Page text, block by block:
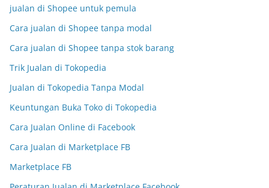
jualan di Shopee untuk pemula
Cara jualan di Shopee tanpa modal
Cara jualan di Shopee tanpa stok barang
Trik Jualan di Tokopedia
Jualan di Tokopedia Tanpa Modal
Keuntungan Buka Toko di Tokopedia
Cara Jualan Online di Facebook
Cara Jualan di Marketplace FB
Marketplace FB